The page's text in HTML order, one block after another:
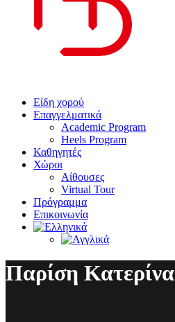
Είδη χορού
Επαγγελματικά
Academic Program
Heels Program
Καθηγητές
Χώροι
Αίθουσες
Virtual Tour
Πρόγραμμα
Επικοινωνία
Παρίση Κατερίνα